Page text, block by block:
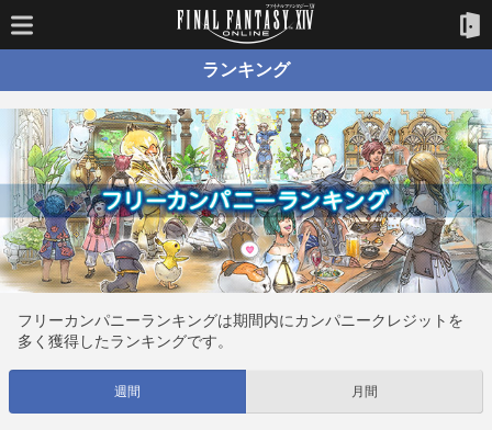
ランキング
フリーカンパニーランキングは期間内にカンパニークレジットを
多く獲得したランキングです。
週間 月間